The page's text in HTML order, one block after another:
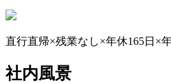
直行直帰×残業なし×年休165日×
社内風景